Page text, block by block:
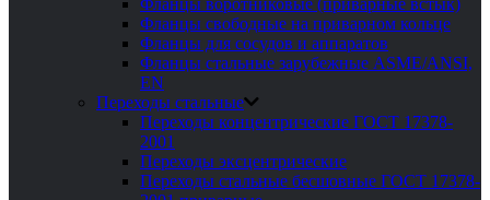
Фланцы воротниковые (приварные встык)
Фланцы свободные на приварном кольце
Фланцы для сосудов и аппаратов
Фланцы стальные зарубежные ASME/ANSI,
EN
Переходы стальные
Переходы концентрические ГОСТ 17378-
2001
Переходы эксцентрические
Переходы стальные бесшовные ГОСТ 17378-